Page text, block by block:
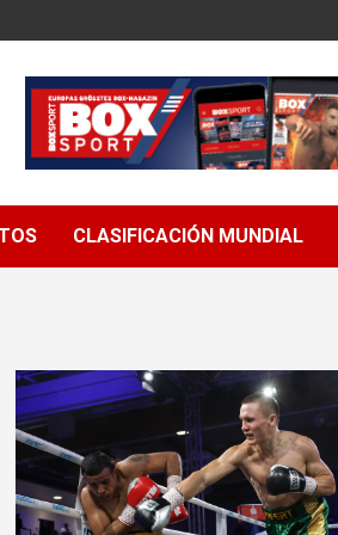
CLASIFICACIÓN MUNDIAL